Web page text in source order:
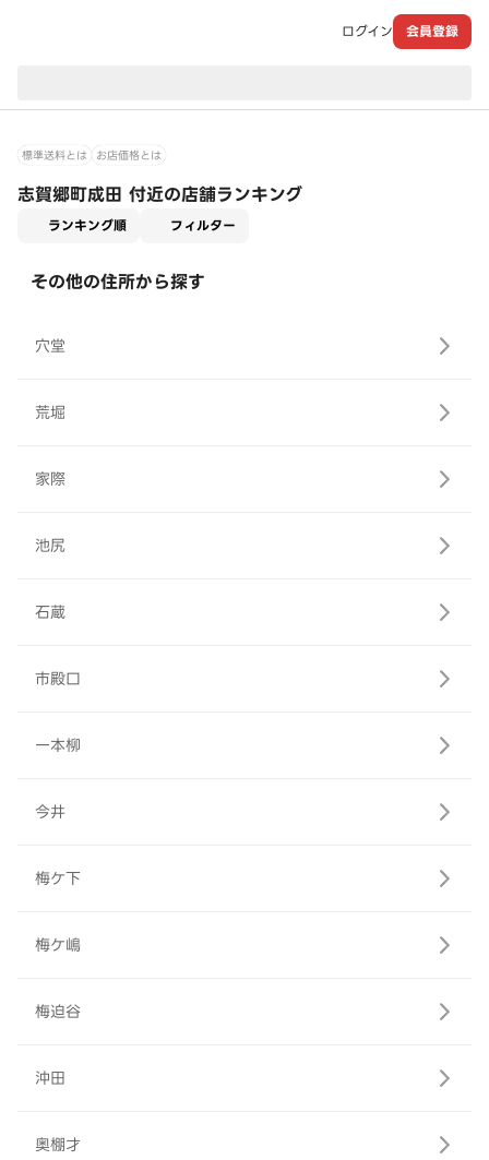
ログイン 会員登録
標準送料とは お店価格とは
志賀郷町成田 付近の店舗ランキング
ランキング順 フィルター
その他の住所から探す
穴堂
荒堀
家際
池尻
石蔵
市殿口
一本柳
今井
梅ケ下
梅ケ嶋
梅迫谷
沖田
奥棚才